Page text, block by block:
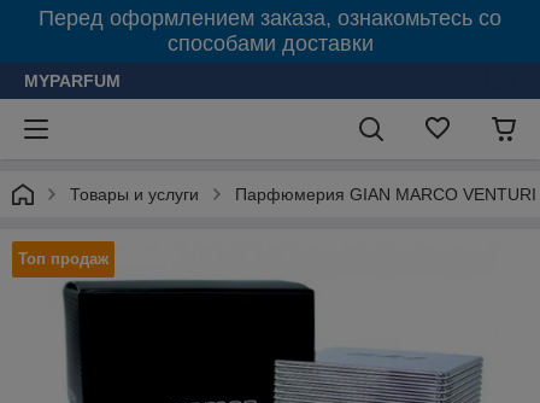
Перед оформлением заказа, ознакомьтесь со
способами доставки
MYPARFUM
Товары и услуги Парфюмерия GIAN MARCO
Топ продаж